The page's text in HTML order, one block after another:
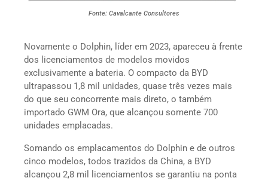
Fonte: Cavalcante Consultores
Novamente o Dolphin, líder em 2023, apareceu à frente
dos licenciamentos de modelos movidos
exclusivamente a bateria. O compacto da BYD
ultrapassou 1,8 mil unidades, quase três vezes mais
do que seu concorrente mais direto, o também
importado GWM Ora, que alcançou somente 700
unidades emplacadas.
Somando os emplacamentos do Dolphin e de outros
cinco modelos, todos trazidos da China, a BYD
alcançou 2,8 mil licenciamentos se garantiu na ponta